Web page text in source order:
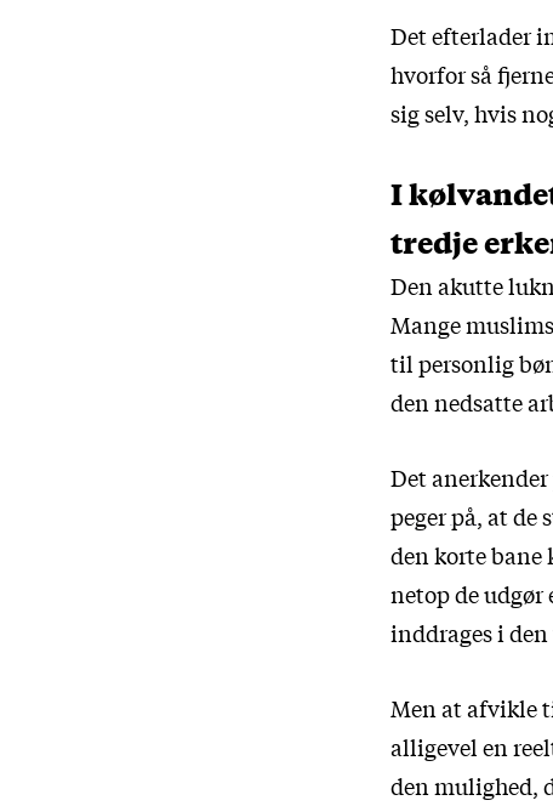
Det efterlader
hvorfor så
sig selv, hvis
I
tredje
Den akutte
Mange
til personlig
den nedsatte
Det
peger på, at de
den korte bane
netop de udgør
inddrages i
Men at afvikle
alligevel en
den mulighed,